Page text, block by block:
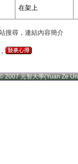
在架上
搜尋，連結內容簡介
2007 元智大學(Yuan Ze